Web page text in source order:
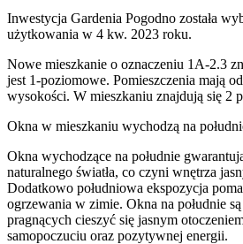
Inwestycja Gardenia Pogodno została
użytkowania w 4 kw. 2023 roku.
Nowe mieszkanie o oznaczeniu 1A-2.3
jest 1-poziomowe. Pomieszczenia mają
wysokości. W mieszkaniu znajdują się 2
Okna w mieszkaniu wychodzą na
Okna wychodzące na południe
naturalnego światła, co czyni wnętrza
Dodatkowo południowa ekspozycja
ogrzewania w zimie. Okna na południe
pragnących cieszyć się jasnym
samopoczuciu oraz pozytywnej energii.